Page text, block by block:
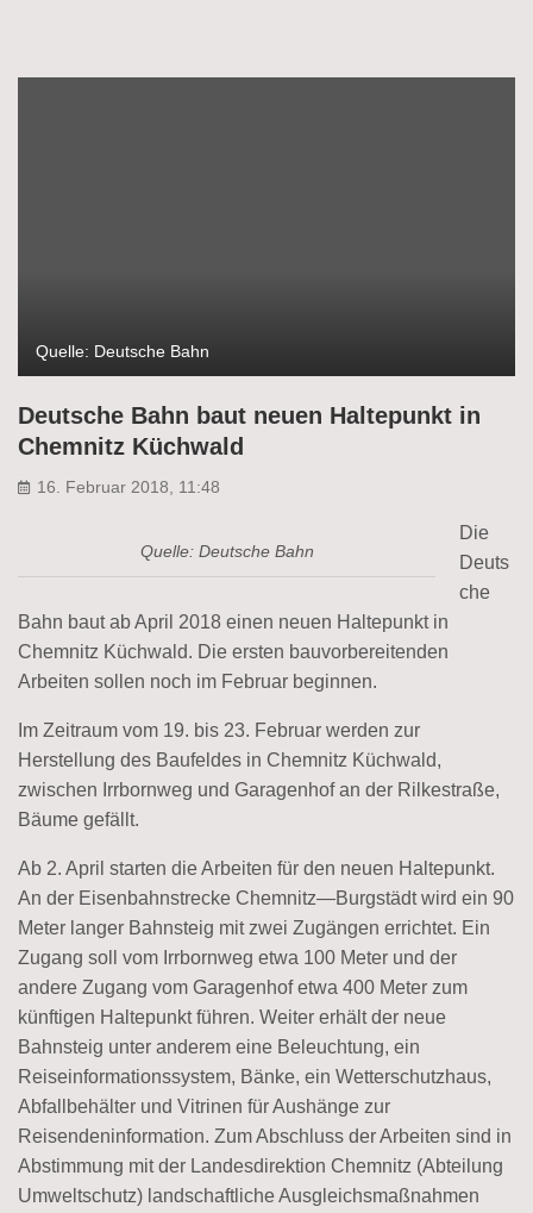
Quelle: Deutsche Bahn
Deutsche Bahn baut neuen Haltepunkt in
Chemnitz Küchwald
16. Februar 2018, 11:48
Quelle: Deutsche Bahn
Die
Deuts
che
Bahn baut ab April 2018 einen neuen Haltepunkt in
Chemnitz Küchwald. Die ersten bauvorbereitenden
Arbeiten sollen noch im Februar beginnen.
Im Zeitraum vom 19. bis 23. Februar werden zur
Herstellung des Baufeldes in Chemnitz Küchwald,
zwischen Irrbornweg und Garagenhof an der Rilkestraße,
Bäume gefällt.
Ab 2. April starten die Arbeiten für den neuen Haltepunkt.
An der Eisenbahnstrecke Chemnitz—Burgstädt wird ein 90
Meter langer Bahnsteig mit zwei Zugängen errichtet. Ein
Zugang soll vom Irrbornweg etwa 100 Meter und der
andere Zugang vom Garagenhof etwa 400 Meter zum
künftigen Haltepunkt führen. Weiter erhält der neue
Bahnsteig unter anderem eine Beleuchtung, ein
Reiseinformationssystem, Bänke, ein Wetterschutzhaus,
Abfallbehälter und Vitrinen für Aushänge zur
Reisendeninformation. Zum Abschluss der Arbeiten sind in
Abstimmung mit der Landesdirektion Chemnitz (Abteilung
Umweltschutz) landschaftliche Ausgleichsmaßnahmen